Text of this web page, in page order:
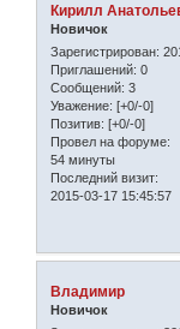
Кирилл
Новичок
Зарегистрирован:
Приглашений: 0
Сообщений: 3
Уважение: [+0/-0]
Позитив: [+0/-0]
Провел на форуме:
54 минуты
Последний визит:
2015-03-17 15:45:57
Владимир
Новичок